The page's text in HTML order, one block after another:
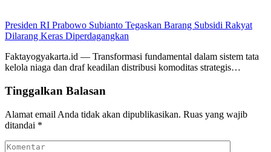
Presiden RI Prabowo Subianto Tegaskan Barang Subsidi Rakyat
Dilarang Keras Diperdagangkan
Faktayogyakarta.id — Transformasi fundamental dalam sistem tata
kelola niaga dan draf keadilan distribusi komoditas strategis…
Tinggalkan Balasan
Alamat email Anda tidak akan dipublikasikan. Ruas yang wajib
ditandai *